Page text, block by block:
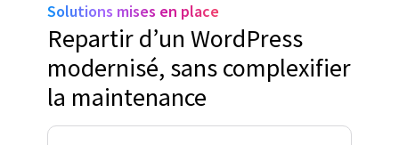
Solutions mises en place
Repartir d’un WordPress
modernisé, sans complexifier
la maintenance